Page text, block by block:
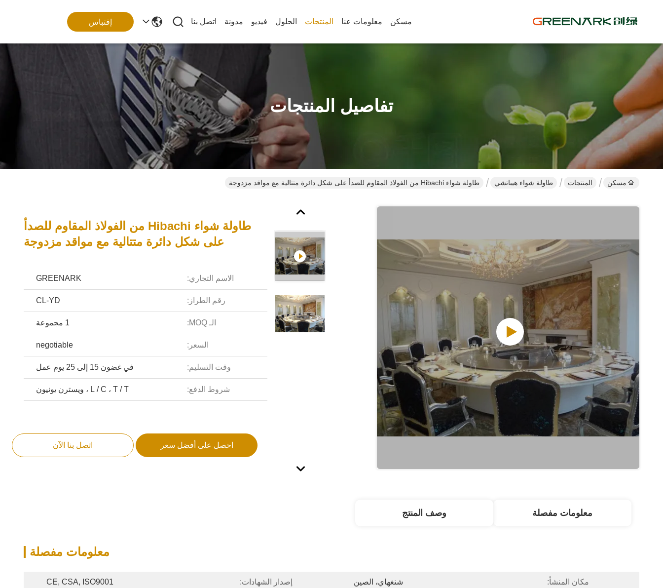
مسكن معلومات عنا المنتجات الحلول فيديو مدونة اتصل بنا إقتباس
تفاصيل المنتجات
مسكن المنتجات طاولة شواء هيباتشي طاولة شواء Hibachi من الفولاذ المقاوم للصدأ على شكل دائرة متتالية مع مواقد مزدوجة
طاولة شواء Hibachi من الفولاذ المقاوم للصدأ
على شكل دائرة متتالية مع مواقد مزدوجة
الاسم التجاري: GREENARK
رقم الطراز: CL-YD
الـ MOQ: 1 مجموعة
السعر: negotiable
وقت التسليم: في غضون 15 إلى 25 يوم عمل
شروط الدفع: L / C ، T / T ، ويسترن يونيون
احصل على أفضل سعر اتصل بنا الآن
معلومات مفصلة وصف المنتج
معلومات مفصلة
مكان المنشأ: شنغهاي، الصين إصدار الشهادات: CE, CSA, ISO9001